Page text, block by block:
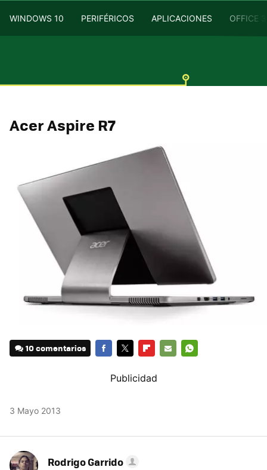
WINDOWS 10 PERIFÉRICOS APLICACIONES OFFICE
Acer Aspire R7
10 comentarios
3 Mayo 2013
Rodrigo Garrido